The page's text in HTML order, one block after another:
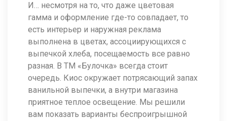
И… несмотря на то, что даже цветовая
гамма и оформление где-то совпадает, то
есть интерьер и наружная реклама
выполнена в цветах, ассоциирующихся с
выпечкой хлеба, посещаемость все равно
разная. В ТМ «Булочка» всегда стоит
очередь. Киос окружает потрясающий запах
ванильной выпечки, а внутри магазина
приятное теплое освещение. Мы решили
вам показать варианты беспроигрышной